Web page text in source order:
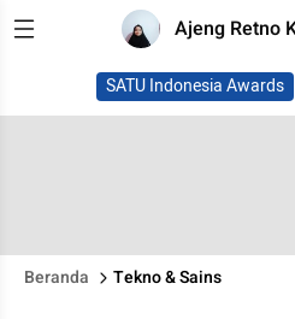
Ajeng Retno
SATU Indonesia Awards
Beranda Tekno & Sains